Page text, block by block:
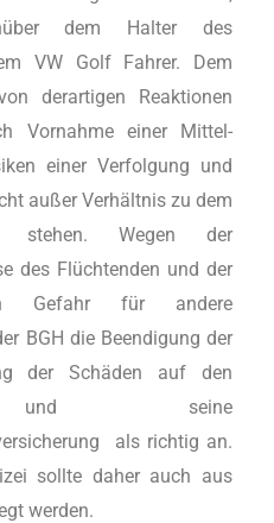
dem Halter des
VW Golf Fahrer. Dem
derartigen Reaktionen
Vornahme einer Mittel-
einer Verfolgung und
außer Verhältnis zu dem
stehen. Wegen der
des Flüchtenden und der
Gefahr für andere
BGH die Beendigung der
der Schäden auf den
und seine
als richtig an.
sollte daher auch aus
werden.